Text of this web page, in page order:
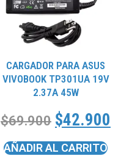
CARGADOR PARA ASUS
VIVOBOOK TP301UA 19V
2.37A 45W
$69.900 $42.900
AÑADIR AL CARRITO